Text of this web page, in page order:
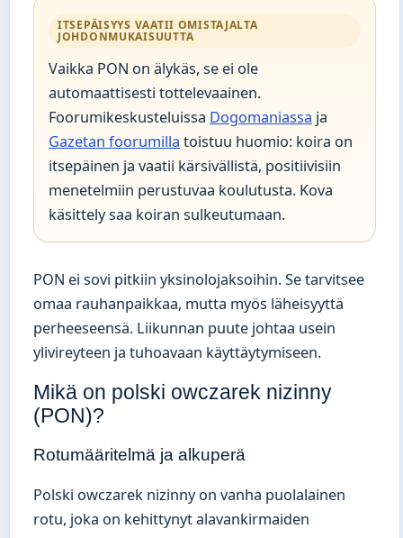
ITSEPÄISYYS VAATII OMISTAJALTA
JOHDONMUKAISUUTTA
Vaikka PON on älykäs, se ei ole
automaattisesti tottelevaainen.
Foorumikeskusteluissa Dogomaniassa ja
Gazetan foorumilla toistuu huomio: koira on
itsepäinen ja vaatii kärsivällistä, positiivisiin
menetelmiin perustuvaa koulutusta. Kova
käsittely saa koiran sulkeutumaan.
PON ei sovi pitkiin yksinolojaksoihin. Se tarvitsee
omaa rauhanpaikkaa, mutta myös läheisyyttä
perheeseensä. Liikunnan puute johtaa usein
ylivireyteen ja tuhoavaan käyttäytymiseen.
Mikä on polski owczarek nizinny
(PON)?
Rotumääritelmä ja alkuperä
Polski owczarek nizinny on vanha puolalainen
rotu, joka on kehittynyt alavankirmaiden